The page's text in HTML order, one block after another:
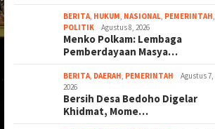
BERITA, HUKUM, NASIONAL, PEMERINTAH,
POLITIK
Agustus 8, 2026
Menko Polkam: Lembaga
Pemberdayaan Masya…
BERITA, DAERAH, PEMERINTAH
Agustus 7,
2026
Bersih Desa Bedoho Digelar
Khidmat, Mome…